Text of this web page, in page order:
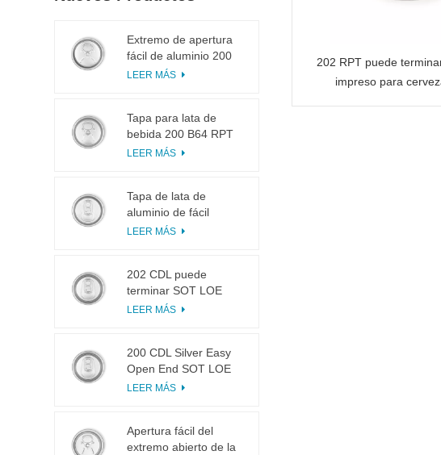
202 RPT puede
impreso para
Extremo de apertura
fácil de aluminio 200
B64 RPT LOE
LEER MÁS
Tapa para lata de
bebida 200 B64 RPT
SOE plateada, fácil de
LEER MÁS
Tapa de lata de
aluminio de fácil
apertura 200 B64 SOT
LEER MÁS
202 CDL puede
terminar SOT LOE
Plata Ligero EOE
LEER MÁS
200 CDL Silver Easy
Open End SOT LOE
Epoxi
LEER MÁS
Apertura fácil del
extremo abierto de la